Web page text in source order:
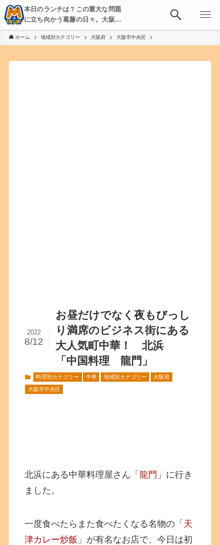
本日のランチは？この重大な問題
に立ち向かう葛藤の日々。大阪・
京都・神戸を中心とした食べ歩
き、飲み歩きを綴る。
ホーム 地域別カテゴリー 大阪府 大阪市中央区
お昼だけでなく夜もびっし
り満席のビジネス街にある
大人気町中華！ 北浜
「中国料理 龍門」
2022
8/12
料理別カテゴリー 中華 地域別カテゴリー 大阪府
大阪市中央区
北浜にある中華料理屋さん「龍門 」に行き
ました。
一度食べたらまた食べたくなる名物の「 天
津カレー炒飯 」が有名なお店で、今日は初